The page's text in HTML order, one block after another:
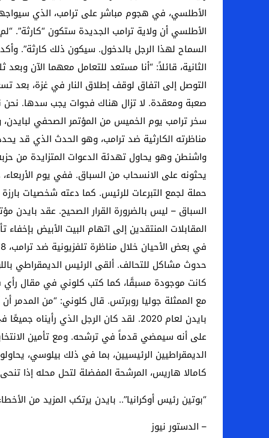
الأطلسي، في هجوم مباشر على ترامب، الذي
الأطلسي أن ولاية ترامب الجديدة ستكون “كارثة”.
السماح لهذا الرجل بالدخول. سيكون ذلك كارثة”.
الثانية، قائلاً: “أنا مستعد للتعامل معهما الآن
التوصل إلى اتفاق لوقف إطلاق النار في غزة،
صعبة ومعقدة. لا تزال هناك فجوات يجب سدها. نحن
سخر ترامب يوم الخميس من المؤتمر الصحفي
واشنطن وهو يحاول تهدئة الدعوات المتزايدة من
يحثونه على الانسحاب من السباق. ففي يوم
حملة لجمع التبرعات للرئيس. كما دعته شخصيات
السباق – ليس بالضرورة القرار الصحيح. عقد بايدن
المقابلات المنتقدين إلى اتهام البيت الأبيض
حدوث مشاكل للتحالف. ألقى الرئيس الديمقراطي
بايدن لعام 2020. لقد كان الرجل الذي
على أنه سيمضي قدماً في ترشحه. ومع تأمين
الديمقراطيين الرئيسيين، بما في ذلك بيلوسي،
كامالا هاريس، المرشحة المفضلة لتحل محله إذا
“بوتين رئيس أوكرانيا”.. بايدن يرتكب المزيد من
– الدستور نيوز